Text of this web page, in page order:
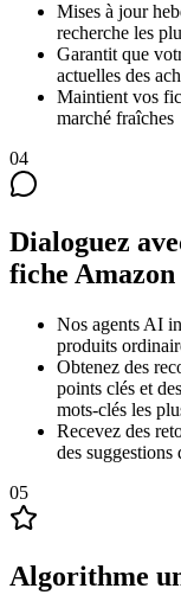
Mises à jour
recherche les
Garantit que
actuelles des
Maintient vos
marché fraîches
04
Dialoguez
fiche Amazon
Nos agents AI
produits
Obtenez des
points clés et
mots-clés les
Recevez des
des
05
Algorithme